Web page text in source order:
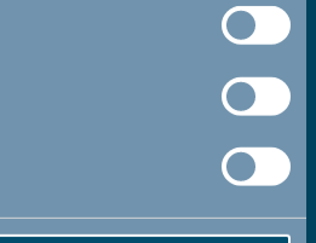
Cookiepolitik
Tilmeld